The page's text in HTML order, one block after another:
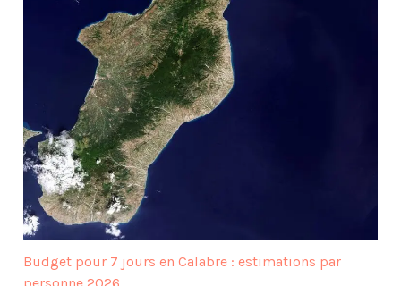
Budget pour 7 jours en Calabre : estimations par